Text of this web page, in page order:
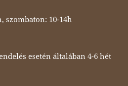
szombaton: 10-14h
esetén általában 4-6 hét